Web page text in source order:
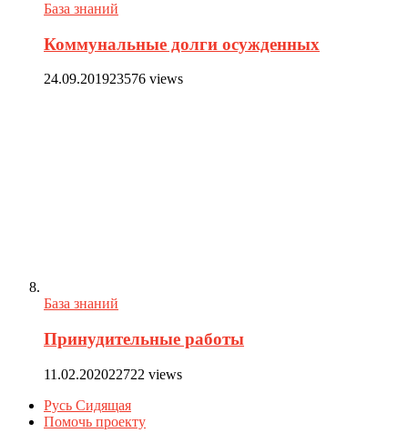
База знаний
Коммунальные долги осужденных
24.09.201923576 views
База знаний
Принудительные работы
11.02.202022722 views
Русь Сидящая
Помочь проекту